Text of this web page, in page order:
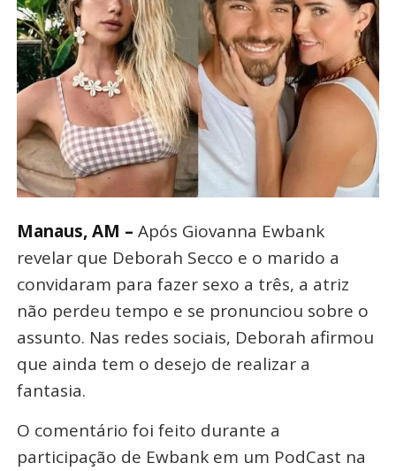
Manaus, AM – Após Giovanna Ewbank
revelar que Deborah Secco e o marido a
convidaram para fazer sexo a três, a atriz
não perdeu tempo e se pronunciou sobre o
assunto. Nas redes sociais, Deborah afirmou
que ainda tem o desejo de realizar a
fantasia.
O comentário foi feito durante a
participação de Ewbank em um PodCast na